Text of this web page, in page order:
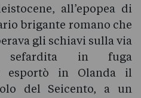
all’epopea di
brigante romano che
gli schiavi sulla via
sefardita in fuga
esportò in Olanda il
del Seicento, a un